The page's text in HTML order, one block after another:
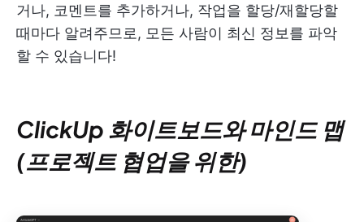
거나, 코멘트를 추가하거나, 작업을 할당/재할당할
때마다 알려주므로, 모든 사람이 최신 정보를 파악
할 수 있습니다!
ClickUp 화이트보드와 마인드 맵
(프로젝트 협업을 위한)